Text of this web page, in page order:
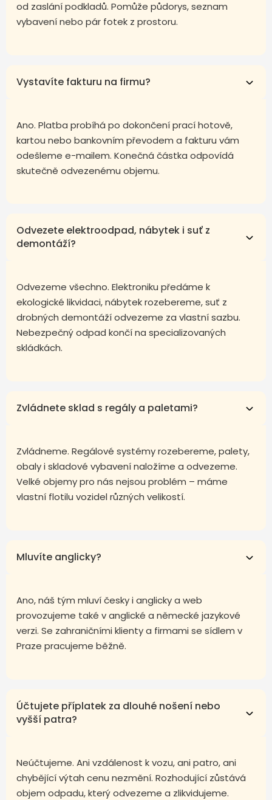
od zaslání podkladů. Pomůže půdorys, seznam
vybavení nebo pár fotek z prostoru.
Vystavíte fakturu na firmu?
Ano. Platba probíhá po dokončení prací hotově,
kartou nebo bankovním převodem a fakturu vám
odešleme e-mailem. Konečná částka odpovídá
skutečně odvezenému objemu.
Odvezete elektroodpad, nábytek i suť z
demontáží?
Odvezeme všechno. Elektroniku předáme k
ekologické likvidaci, nábytek rozebereme, suť z
drobných demontáží odvezeme za vlastní sazbu.
Nebezpečný odpad končí na specializovaných
skládkách.
Zvládnete sklad s regály a paletami?
Zvládneme. Regálové systémy rozebereme, palety,
obaly i skladové vybavení naložíme a odvezeme.
Velké objemy pro nás nejsou problém – máme
vlastní flotilu vozidel různých velikostí.
Mluvíte anglicky?
Ano, náš tým mluví česky i anglicky a web
provozujeme také v anglické a německé jazykové
verzi. Se zahraničními klienty a firmami se sídlem v
Praze pracujeme běžně.
Účtujete příplatek za dlouhé nošení nebo
vyšší patra?
Neúčtujeme. Ani vzdálenost k vozu, ani patro, ani
chybějící výtah cenu nezmění. Rozhodující zůstává
objem odpadu, který odvezeme a zlikvidujeme.